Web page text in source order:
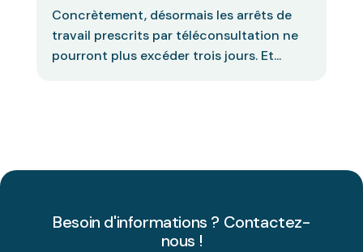
Concrètement, désormais les arrêts de
travail prescrits par téléconsultation ne
pourront plus excéder trois jours. Et...
Besoin d'informations ? Contactez-
nous !